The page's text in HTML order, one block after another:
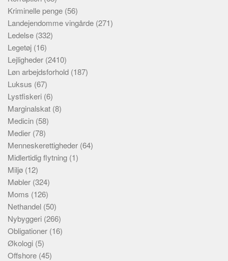
Kriminelle penge (56)
Landejendomme vingårde (271)
Ledelse (332)
Legetøj (16)
Lejligheder (2410)
Løn arbejdsforhold (187)
Luksus (67)
Lystfiskeri (6)
Marginalskat (8)
Medicin (58)
Medier (78)
Menneskerettigheder (64)
Midlertidig flytning (1)
Miljø (12)
Møbler (324)
Moms (126)
Nethandel (50)
Nybyggeri (266)
Obligationer (16)
Økologi (5)
Offshore (45)